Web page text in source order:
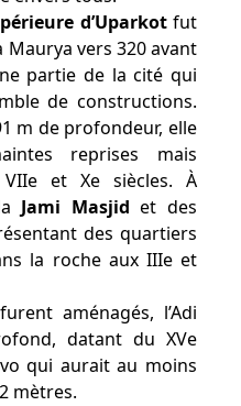
d’Uparkotfut
vers 320 avant
partie de la cité qui
de constructions.
m de profondeur, elle
reprises mais
et Xe siècles. À
Jami Masjid et des
des quartiers
la roche aux IIIe et
furent aménagés, l’Adi
datant du XVe
qui aurait au moins
mètres.